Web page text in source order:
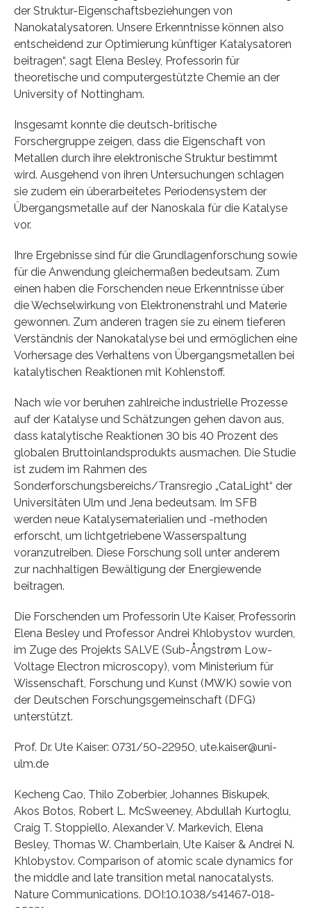
der Struktur-Eigenschaftsbeziehungen von
Nanokatalysatoren. Unsere Erkenntnisse können also
entscheidend zur Optimierung künftiger Katalysatoren
beitragen“, sagt Elena Besley, Professorin für
theoretische und computergestützte Chemie an der
University of Nottingham.
Insgesamt konnte die deutsch-britische
Forschergruppe zeigen, dass die Eigenschaft von
Metallen durch ihre elektronische Struktur bestimmt
wird. Ausgehend von ihren Untersuchungen schlagen
sie zudem ein überarbeitetes Periodensystem der
Übergangsmetalle auf der Nanoskala für die Katalyse
vor.
Ihre Ergebnisse sind für die Grundlagenforschung sowie
für die Anwendung gleichermaßen bedeutsam. Zum
einen haben die Forschenden neue Erkenntnisse über
die Wechselwirkung von Elektronenstrahl und Materie
gewonnen. Zum anderen tragen sie zu einem tieferen
Verständnis der Nanokatalyse bei und ermöglichen eine
Vorhersage des Verhaltens von Übergangsmetallen bei
katalytischen Reaktionen mit Kohlenstoff.
Nach wie vor beruhen zahlreiche industrielle Prozesse
auf der Katalyse und Schätzungen gehen davon aus,
dass katalytische Reaktionen 30 bis 40 Prozent des
globalen Bruttoinlandsprodukts ausmachen. Die Studie
ist zudem im Rahmen des
Sonderforschungsbereichs/Transregio „CataLight“ der
Universitäten Ulm und Jena bedeutsam. Im SFB
werden neue Katalysematerialien und -methoden
erforscht, um lichtgetriebene Wasserspaltung
voranzutreiben. Diese Forschung soll unter anderem
zur nachhaltigen Bewältigung der Energiewende
beitragen.
Die Forschenden um Professorin Ute Kaiser, Professorin
Elena Besley und Professor Andrei Khlobystov wurden,
im Zuge des Projekts SALVE (Sub-Ångstrøm Low-
Voltage Electron microscopy), vom Ministerium für
Wissenschaft, Forschung und Kunst (MWK) sowie von
der Deutschen Forschungsgemeinschaft (DFG)
unterstützt.
Prof. Dr. Ute Kaiser: 0731/50-22950, ute.kaiser@uni-
ulm.de
Kecheng Cao, Thilo Zoberbier, Johannes Biskupek,
Akos Botos, Robert L. McSweeney, Abdullah Kurtoglu,
Craig T. Stoppiello, Alexander V. Markevich, Elena
Besley, Thomas W. Chamberlain, Ute Kaiser & Andrei N.
Khlobystov. Comparison of atomic scale dynamics for
the middle and late transition metal nanocatalysts.
Nature Communications. DOI:10.1038/s41467-018-